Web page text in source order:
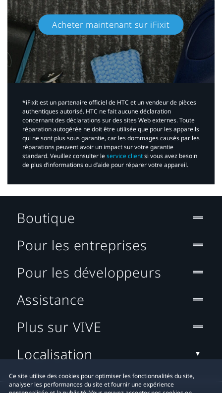
Acheter maintenant sur iFixit​
*iFixit est un partenaire officiel de HTC et un vendeur de pièces
authentiques autorisé. HTC ne fait aucune déclaration
concernant des déclarations sur des sites Web externes. Toute
réparation autogérée ne doit être utilisée que pour les appareils
qui ne sont plus sous garantie, car les dommages causés par les
réparations peuvent avoir un impact sur votre garantie
standard. Veuillez consulter leservice clientsi vous avez besoin
de plus d’informations ou d’aide pour réparer votre appareil.​
Ce site utilise des cookies pour optimiser les fonctionnalités du site,
analyser les performances du site et fournir une expérience
Boutique
Pour les entreprises
Pour les développeurs
Assistance
Plus sur VIVE
Localisation